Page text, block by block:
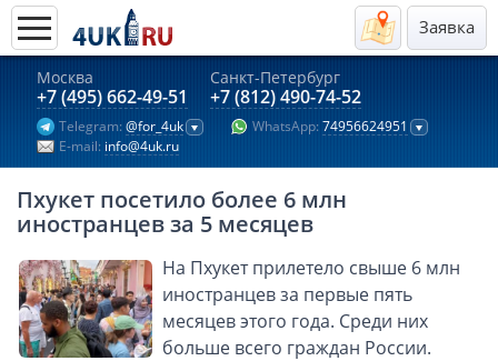
Заявка
Москва
+7 (495) 662-49-51
Санкт-Петербург
+7 (812) 490-74-52
Telegram: @for_4uk WhatsApp: 74956624951
E-mail: info@4uk.ru
Актуальные предложения 2026
Компании в Гонконге
Английские компании LTD
Киргизия (компания и счёт)
Компании в Китае
Kомпания в Канаде с лицензией MSB
Казахстан (компания и счёт)
Открытие счета в банках Казахстана
Пхукет посетило более 6 млн
иностранцев за 5 месяцев
На Пхукет прилетело свыше 6 млн
иностранцев за первые пять
месяцев этого года. Среди них
больше всего граждан России.